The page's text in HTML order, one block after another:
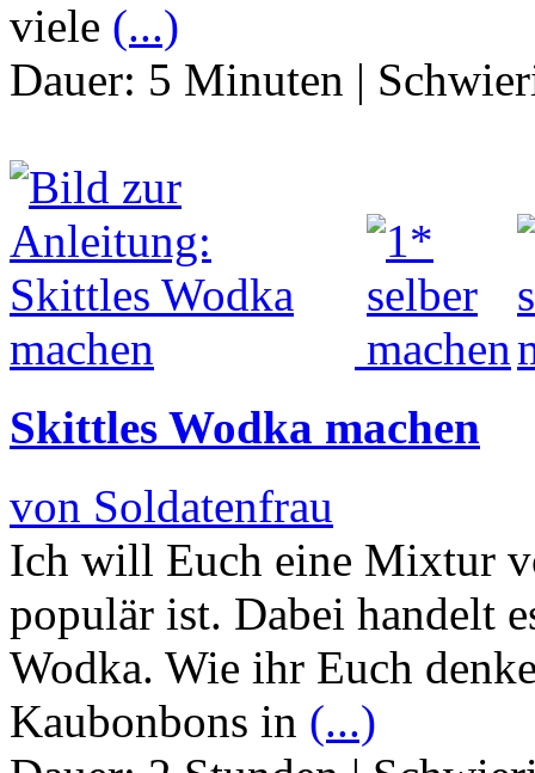
viele (...)
Dauer: 5 Minuten |
Skittles Wodka machen
von Soldatenfrau
Ich will Euch eine Mixtur
populär ist. Dabei handelt
Wodka. Wie ihr Euch
Kaubonbons in (...)